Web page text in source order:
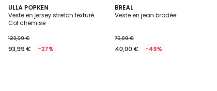
ULLA POPKEN
Veste en jersey stretch texturé.
Col chemise
129,99 €
93,99 € -27%
BREAL
Veste en jean brodée
79,99 €
40,00 € -49%